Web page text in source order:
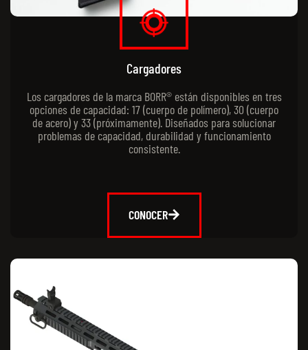
Cargadores
Los cargadores de la marca BORR® están disponibles en tres
opciones de capacidad: 17 (cuerpo de polímero), 30 (cuerpo
de acero) y 33 (próximamente). Diseñados para solucionar
problemas de capacidad, durabilidad y funcionamiento
consistente.
CONOCER